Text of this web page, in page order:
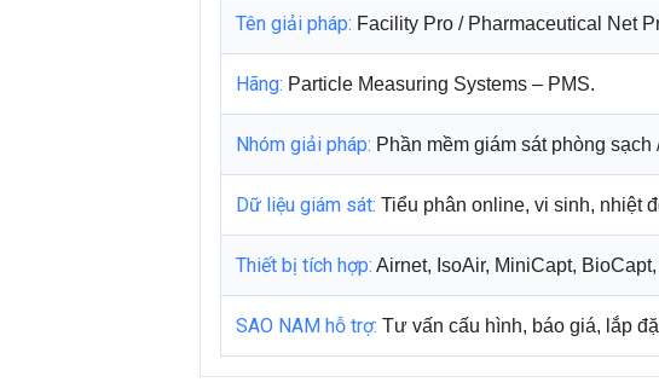
Tên giải pháp: Facility Pro / Pharmaceutical Net
Hãng: Particle Measuring Systems – PMS.
Nhóm giải pháp: Phần mềm giám sát phòng
Dữ liệu giám sát: Tiểu phân online, vi sinh, nhiệt
Thiết bị tích hợp: Airnet, IsoAir, MiniCapt,
SAO NAM hỗ trợ: Tư vấn cấu hình, báo giá, lắp